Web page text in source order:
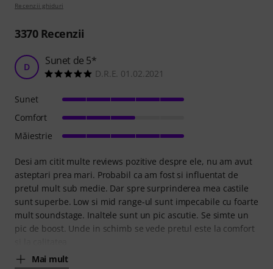
Recenzii ghiduri
3370Recenzii
D Sunet de 5*
D.R.E. 01.02.2021
Desi am citit multe reviews pozitive despre ele, nu am avut
asteptari prea mari. Probabil ca am fost si influentat de
pretul mult sub medie. Dar spre surprinderea mea castile
sunt superbe. Low si mid range-ul sunt impecabile cu foarte
mult soundstage. Inaltele sunt un pic ascutie. Se simte un
pic de boost. Unde in schimb se vede pretul este la comfort
Mai mult
Sunet
Comfort
Măiestrie